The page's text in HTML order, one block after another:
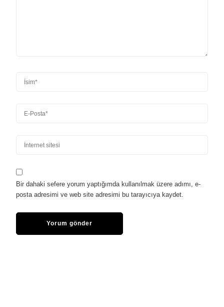
Bir dahaki sefere yorum yaptığımda kullanılmak üzere adımı, e-
posta adresimi ve web site adresimi bu tarayıcıya kaydet.